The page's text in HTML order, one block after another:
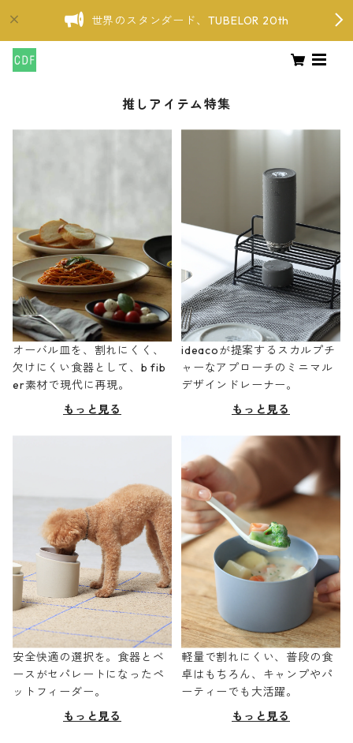
世界のスタンダード、TUBELOR 20th
推しアイテム特集
オーバル皿を、割れにくく、
欠けにくい食器として、b fib
er素材で現代に再現。
もっと見る
ideacoが提案するスカルプチ
ャーなアプローチのミニマル
デザインドレーナー。
もっと見る
安全快適の選択を。食器とベ
ースがセパレートになったペ
ットフィーダー。
もっと見る
軽量で割れにくい、普段の食
卓はもちろん、キャンプやパ
ーティーでも大活躍。
もっと見る